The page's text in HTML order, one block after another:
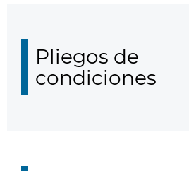
Pliegos de
condiciones